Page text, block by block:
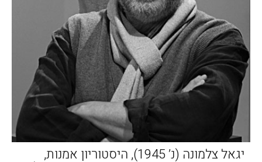
יגאל צלמונה (נ’ 1945), היסטוריון אמנות,